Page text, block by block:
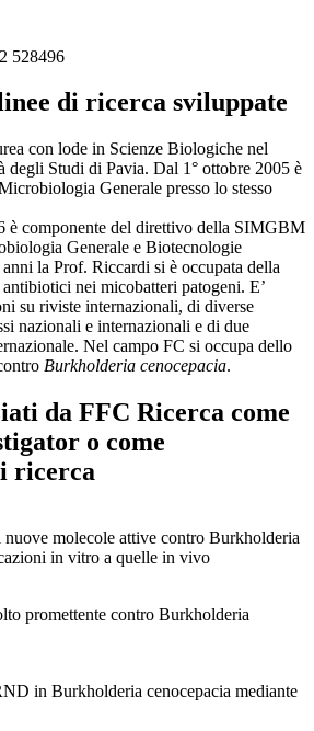
528496
di ricerca sviluppate
con lode in Scienze Biologiche nel
degli Studi di Pavia. Dal 1° ottobre 2005 è
Generale presso lo stesso
è componente del direttivo della SIMGBM
Generale e Biotecnologie
la Prof. Riccardi si è occupata della
nei micobatteri patogeni. E’
su riviste internazionali, di diverse
nazionali e internazionali e di due
Nel campo FC si occupa dello
Burkholderia cenocepacia.
da FFC Ricerca come
o come
ricerca
molecole attive contro Burkholderia
in vitro a quelle in vivo
promettente contro Burkholderia
in Burkholderia cenocepacia mediante